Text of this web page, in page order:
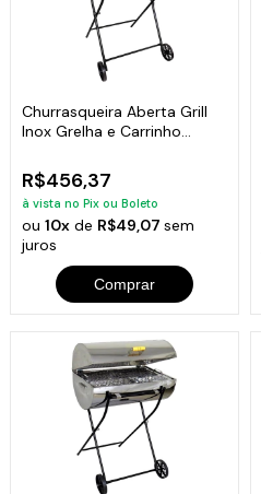
Churrasqueira Aberta Grill
Inox Grelha e Carrinho
R$456,37
à vista no Pix ou Boleto
ou10x de R$49,07sem
juros
Comprar